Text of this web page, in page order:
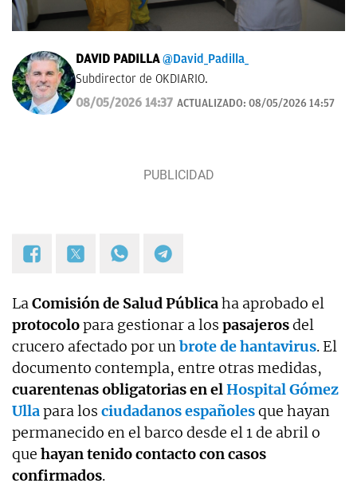
DAVID PADILLA @David_Padilla_
Subdirector de OKDIARIO.
08/05/2026 14:37 ACTUALIZADO: 08/05/2026 14:57
LaComisión de Salud Públicaha aprobado el
protocolopara gestionar a los pasajerosdel
crucero afectado por unbrote de hantavirus. El
documento contempla, entre otras medidas,
cuarentenas obligatorias en elHospital Gómez
Ullapara los ciudadanos españolesque hayan
permanecido en el barco desde el 1 de abril o
que hayan tenido contacto con casos
confirmados.